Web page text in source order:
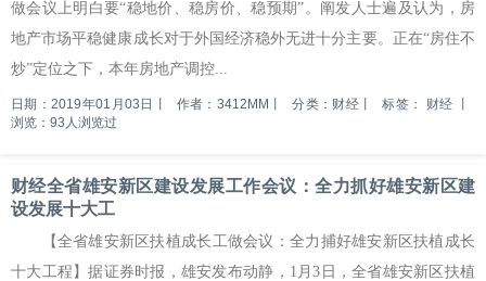
做会议上明白要“稳地价、稳房价、稳预期”。阐发人士遍及认为，房
地产市场平稳健康成长对于外国经济稳外无进十分主要。正在“房住不
炒”定位之下，本年房地产调控...
日期：2019年01月03日 作者：3412MM 分类：财经 标签： 财经
浏览：93人浏览过
财经全省雄安新区建设发展工作会议：全力抓好雄安新区建
设发展十大工
【全省雄安新区扶植成长工做会议：全力捕好雄安新区扶植成长
十大工程】据证券时报，雄安发布动静，1月3日，全省雄安新区扶植